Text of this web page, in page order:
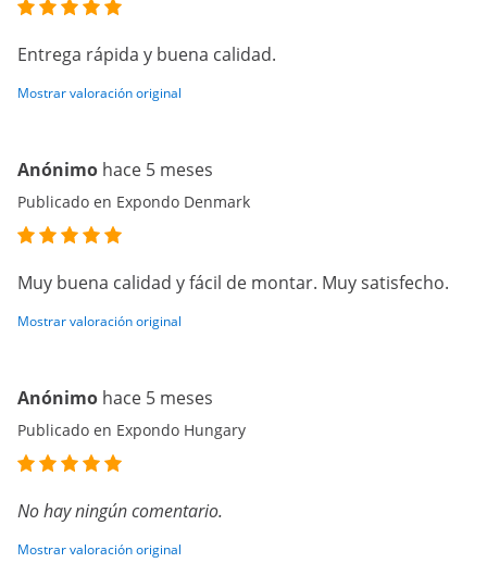
Entrega rápida y buena calidad.
Mostrar valoración original
Anónimo hace 5 meses
Publicado en Expondo Denmark
Muy buena calidad y fácil de montar. Muy satisfecho.
Mostrar valoración original
Anónimo hace 5 meses
Publicado en Expondo Hungary
No hay ningún comentario.
Mostrar valoración original